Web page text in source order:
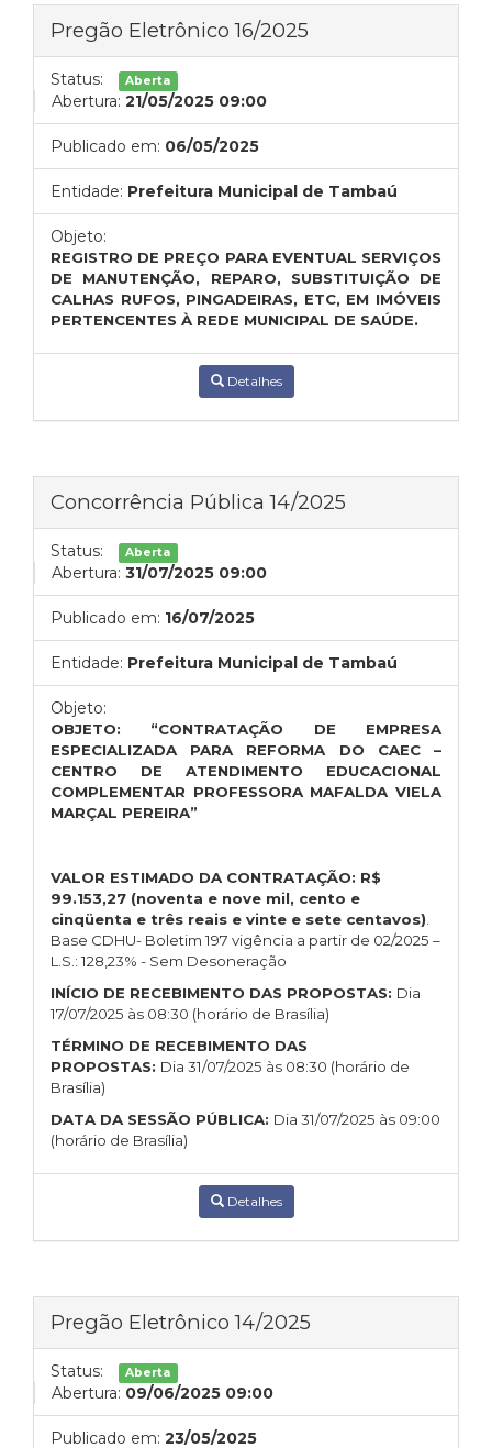
Pregão Eletrônico 16/2025
Status: Aberta
Abertura: 21/05/2025 09:00
Publicado em: 06/05/2025
Entidade: Prefeitura Municipal de Tambaú
Objeto:
REGISTRO DE PREÇO PARA EVENTUAL SERVIÇOS
DE MANUTENÇÃO, REPARO, SUBSTITUIÇÃO DE
CALHAS RUFOS, PINGADEIRAS, ETC, EM IMÓVEIS
PERTENCENTES À REDE MUNICIPAL DE SAÚDE.
Detalhes
Concorrência Pública 14/2025
Status: Aberta
Abertura: 31/07/2025 09:00
Publicado em: 16/07/2025
Entidade: Prefeitura Municipal de Tambaú
Objeto:
OBJETO: “CONTRATAÇÃO DE EMPRESA
ESPECIALIZADA PARA REFORMA DO CAEC –
CENTRO DE ATENDIMENTO EDUCACIONAL
COMPLEMENTAR PROFESSORA MAFALDA VIELA
MARÇAL PEREIRA”
VALOR ESTIMADO DA CONTRATAÇÃO: R$
99.153,27 (noventa e nove mil, cento e
cinqüenta e três reais e vinte e sete centavos)
Base CDHU- Boletim 197 vigência a partir de 02/2025 –
L.S.: 128,23% - Sem Desoneração
INÍCIO DE RECEBIMENTO DAS PROPOSTAS: Dia
17/07/2025 às 08:30 (horário de Brasília)
TÉRMINO DE RECEBIMENTO DAS
PROPOSTAS: Dia 31/07/2025 às 08:30 (horário de
Brasília)
DATA DA SESSÃO PÚBLICA: Dia 31/07/2025 às 09:00
(horário de Brasília)
Detalhes
Pregão Eletrônico 14/2025
Status: Aberta
Abertura: 09/06/2025 09:00
Publicado em: 23/05/2025